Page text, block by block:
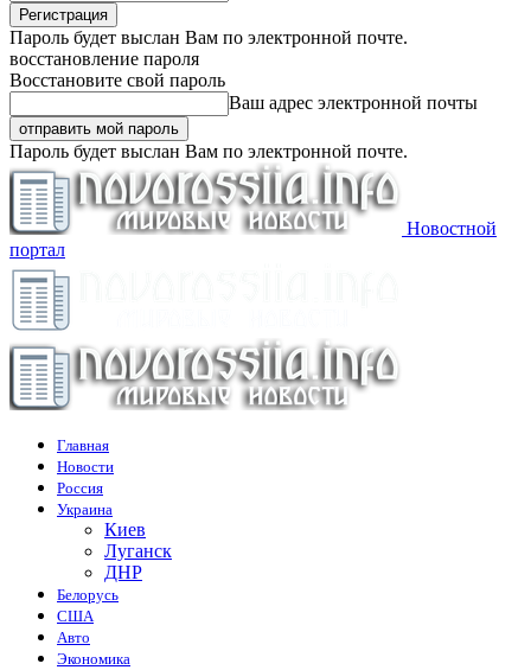
Пароль будет выслан Вам по электронной почте.
восстановление пароля
Восстановите свой пароль
Ваш адрес электронной почты
Пароль будет выслан Вам по электронной почте.
Новостной
портал
Главная
Новости
Россия
Украина
Киев
Луганск
ДНР
Белорусь
США
Авто
Экономика